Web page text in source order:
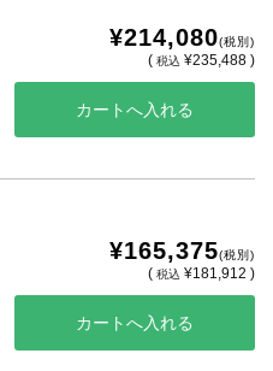
¥214,080(税別)
(税込 ¥235,488 )
¥165,375(税別)
(税込 ¥181,912 )